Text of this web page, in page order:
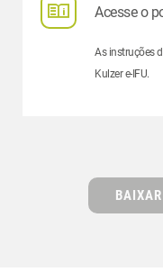
Acesse o
As instruções
Kulzer e-IFU.